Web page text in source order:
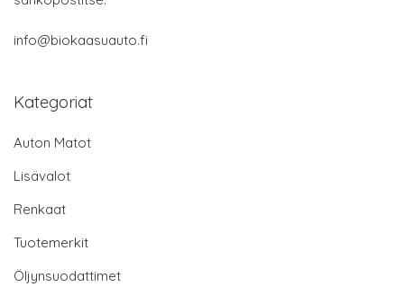
info@biokaasuauto.fi
Kategoriat
Auton Matot
Lisävalot
Renkaat
Tuotemerkit
Öljynsuodattimet